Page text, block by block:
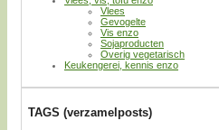
Vlees
Gevogelte
Vis enzo
Sojaproducten
Overig vegetarisch
Keukengerei, kennis enzo
TAGS (verzamelposts)